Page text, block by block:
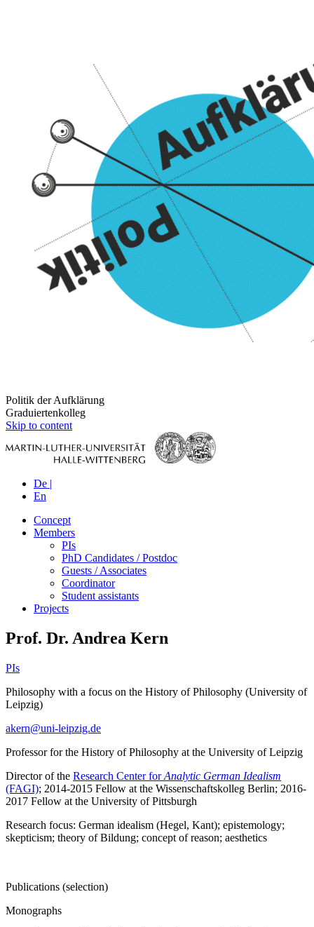
Politik der Aufklärung
Graduiertenkolleg
Skip to content
De |
En
Concept
Members
PIs
PhD Candidates / Postdoc
Guests / Associates
Coordinator
Student assistants
Projects
Prof. Dr. Andrea Kern
PIs
Philosophy with a focus on the History of Philosophy (University of
Leipzig)
akern@uni-leipzig.de
Professor for the History of Philosophy at the University of Leipzig
Director of the Research Center forAnalytic German Idealism
(FAGI); 2014-2015 Fellow at the Wissenschaftskolleg Berlin; 2016-
2017 Fellow at the University of Pittsburgh
Research focus: German idealism (Hegel, Kant); epistemology;
skepticism; theory of Bildung; concept of reason; aesthetics
Publications (selection)
Monographs